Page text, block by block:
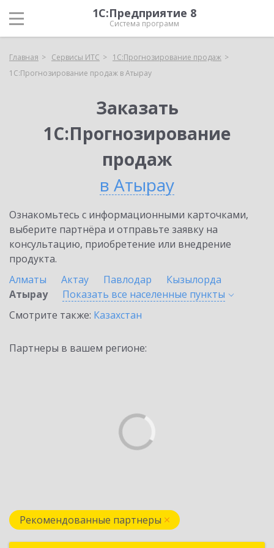
1С:Предприятие 8
Система программ
Главная Сервисы ИТС
1С:Прогнозирование продаж
1С:Прогнозирование продаж в Атырау
Заказать
1С:Прогнозирование
продаж
в Атырау
Ознакомьтесь с информационными карточками,
выберите партнёра и отправьте заявку на
консультацию, приобретение или внедрение
продукта.
Алматы
Актау Павлодар
Кызылорда
Атырау
Показать все населенные пункты
Смотрите также: Казахстан
Партнеры в вашем регионе:
Рекомендованные партнеры